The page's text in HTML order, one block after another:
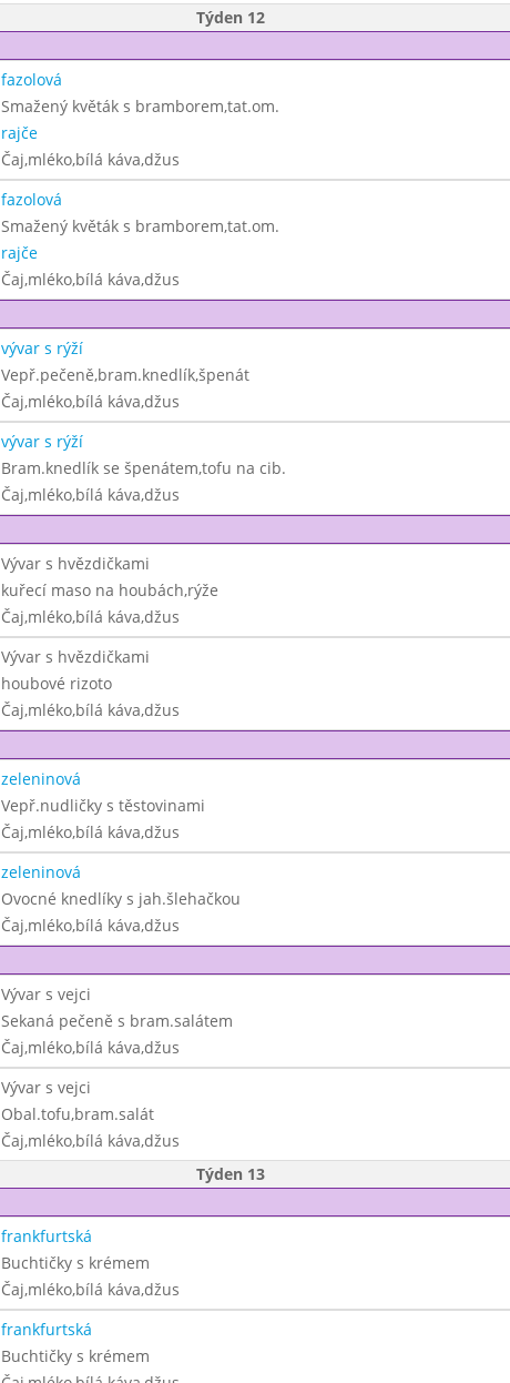
Týden 12
fazolová
Smažený květák s bramborem,tat.om.
rajče
Čaj,mléko,bílá káva,džus
fazolová
Smažený květák s bramborem,tat.om.
rajče
Čaj,mléko,bílá káva,džus
vývar s rýží
Vepř.pečeně,bram.knedlík,špenát
Čaj,mléko,bílá káva,džus
vývar s rýží
Bram.knedlík se špenátem,tofu na cib.
Čaj,mléko,bílá káva,džus
Vývar s hvězdičkami
kuřecí maso na houbách,rýže
Čaj,mléko,bílá káva,džus
Vývar s hvězdičkami
houbové rizoto
Čaj,mléko,bílá káva,džus
zeleninová
Vepř.nudličky s těstovinami
Čaj,mléko,bílá káva,džus
zeleninová
Ovocné knedlíky s jah.šlehačkou
Čaj,mléko,bílá káva,džus
Vývar s vejci
Sekaná pečeně s bram.salátem
Čaj,mléko,bílá káva,džus
Vývar s vejci
Obal.tofu,bram.salát
Čaj,mléko,bílá káva,džus
Týden 13
frankfurtská
Buchtičky s krémem
Čaj,mléko,bílá káva,džus
frankfurtská
Buchtičky s krémem